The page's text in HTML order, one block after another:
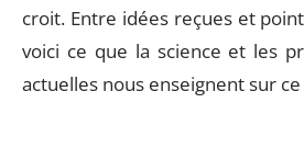
croit. Entre idées reçues et
voici ce que la science et les
actuelles nous enseignent sur